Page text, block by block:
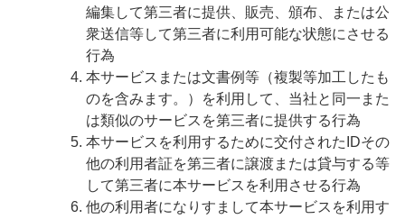
編集して第三者に提供、販売、頒布、または公
衆送信等して第三者に利用可能な状態にさせる
行為
本サービスまたは文書例等（複製等加工したも
のを含みます。）を利用して、当社と同一また
は類似のサービスを第三者に提供する行為
本サービスを利用するために交付されたIDその
他の利用者証を第三者に譲渡または貸与する等
して第三者に本サービスを利用させる行為
他の利用者になりすまして本サービスを利用す